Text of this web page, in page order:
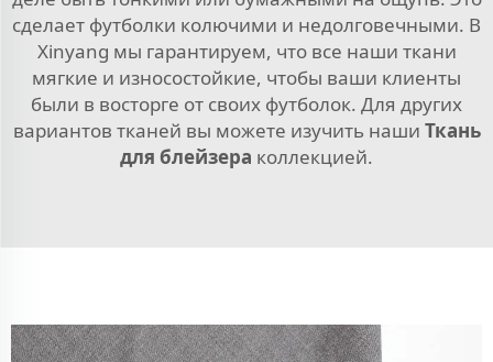
сделает футболки колючими и недолговечными. В
Xinyang мы гарантируем, что все наши ткани
мягкие и износостойкие, чтобы ваши клиенты
были в восторге от своих футболок. Для других
вариантов тканей вы можете изучить наши Ткань
для блейзера коллекцией.